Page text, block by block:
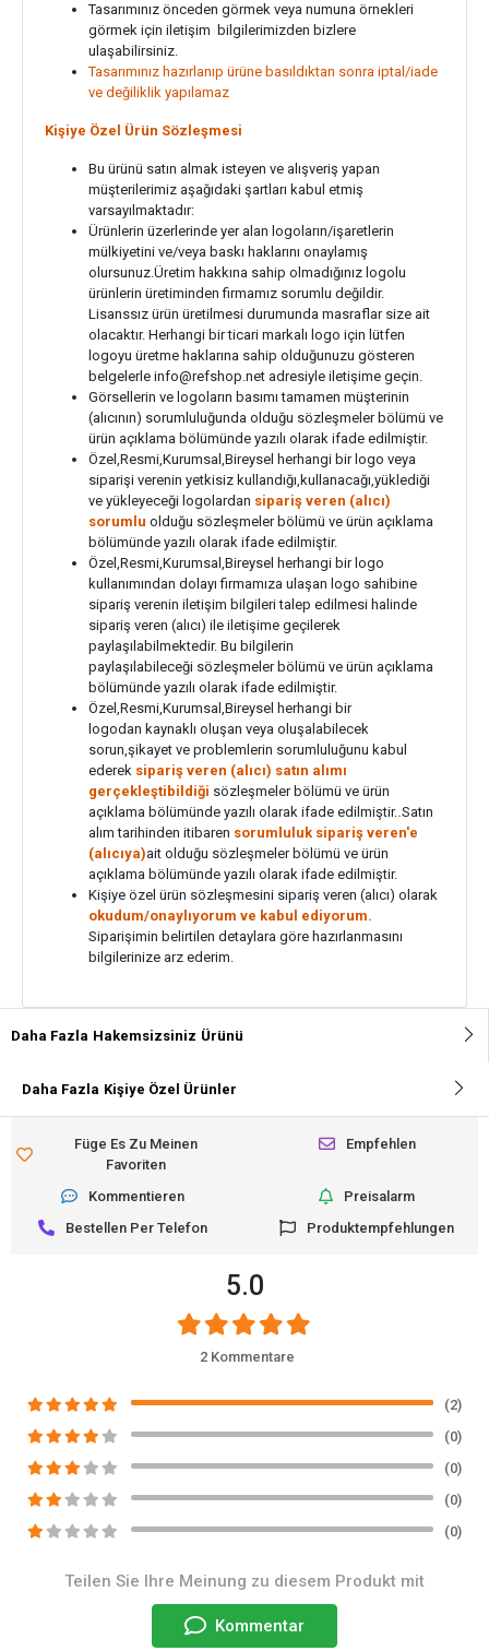
Tasarımınız önceden görmek veya numuna örnekleri
görmek için iletişim bilgilerimizden bizlere
ulaşabilirsiniz.
Tasarımınız hazırlanıp ürüne basıldıktan sonra iptal/iade
ve değiliklik yapılamaz
Kişiye Özel Ürün Sözleşmesi
Bu ürünü satın almak isteyen ve alışveriş yapan
müşterilerimiz aşağıdaki şartları kabul etmiş
varsayılmaktadır:
Ürünlerin üzerlerinde yer alan logoların/işaretlerin
mülkiyetini ve/veya baskı haklarını onaylamış
olursunuz.Üretim hakkına sahip olmadığınız logolu
ürünlerin üretiminden firmamız sorumlu değildir.
Lisanssız ürün üretilmesi durumunda masraflar size ait
olacaktır. Herhangi bir ticari markalı logo için lütfen
logoyu üretme haklarına sahip olduğunuzu gösteren
belgelerle info@refshop.net adresiyle iletişime geçin.
Görsellerin ve logoların basımı tamamen müşterinin
(alıcının) sorumluluğunda olduğu sözleşmeler bölümü ve
ürün açıklama bölümünde yazılı olarak ifade edilmiştir.
Özel,Resmi,Kurumsal,Bireysel herhangi bir logo veya
siparişi verenin yetkisiz kullandığı,kullanacağı,yüklediği
ve yükleyeceği logolardan sipariş veren (alıcı)
sorumlu olduğu sözleşmeler bölümü ve ürün açıklama
bölümünde yazılı olarak ifade edilmiştir.
Özel,Resmi,Kurumsal,Bireysel herhangi bir logo
kullanımından dolayı firmamıza ulaşan logo sahibine
sipariş verenin iletişim bilgileri talep edilmesi halinde
sipariş veren (alıcı) ile iletişime geçilerek
paylaşılabilmektedir. Bu bilgilerin
paylaşılabileceği sözleşmeler bölümü ve ürün açıklama
bölümünde yazılı olarak ifade edilmiştir.
Özel,Resmi,Kurumsal,Bireysel herhangi bir
logodan kaynaklı oluşan veya oluşalabilecek
sorun,şikayet ve problemlerin sorumluluğunu kabul
ederek sipariş veren (alıcı) satın alımı
gerçekleştibildiği sözleşmeler bölümü ve ürün
açıklama bölümünde yazılı olarak ifade edilmiştir..Satın
alım tarihinden itibaren sorumluluk sipariş veren'e
(alıcıya)ait olduğu sözleşmeler bölümü ve ürün
açıklama bölümünde yazılı olarak ifade edilmiştir.
Kişiye özel ürün sözleşmesini sipariş veren (alıcı) olarak
okudum/onaylıyorum ve kabul ediyorum.
Siparişimin belirtilen detaylara göre hazırlanmasını
bilgilerinize arz ederim.
Daha Fazla Hakemsizsiniz Ürünü
Daha Fazla Kişiye Özel Ürünler
Füge Es Zu Meinen
Favoriten
Empfehlen
Kommentieren
Preisalarm
Bestellen Per Telefon
Produktempfehlungen
5.0
2 Kommentare
(2)
(0)
(0)
(0)
(0)
Teilen Sie Ihre Meinung zu diesem Produkt mit
Kommentar